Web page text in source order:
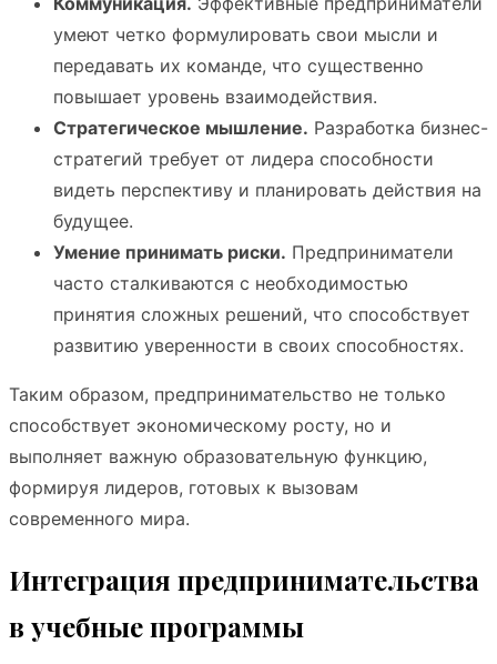
умеют четко формулировать свои мысли и
передавать их команде, что существенно
повышает уровень взаимодействия.
Стратегическое мышление. Разработка бизнес-
стратегий требует от лидерa способности
видеть перспективу и планировать действия на
будущее.
Умение принимать риски. Предприниматели
часто сталкиваются с необходимостью
принятия сложных решений, что способствует
развитию уверенности в своих способностях.
Таким образом, предпринимательство не только
способствует экономическому росту, но и
выполняет важную образовательную функцию,
формируя лидеров, готовых к вызовам
современного мира.
Интеграция предпринимательства
в учебные программы